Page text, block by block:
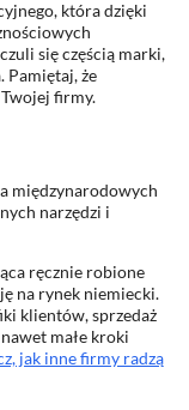
która dzięki
się częścią marki,
Pamiętaj, że
firmy.
międzynarodowych
narzędzi i
ręcznie robione
na rynek niemiecki.
klientów, sprzedaż
małe kroki
jak inne firmy radzą